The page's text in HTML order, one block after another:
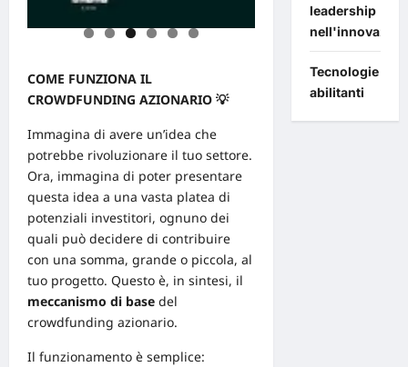
COME FUNZIONA IL
CROWDFUNDING AZIONARIO 💡
Immagina di avere un’idea che
potrebbe rivoluzionare il tuo settore.
Ora, immagina di poter presentare
questa idea a una vasta platea di
potenziali investitori, ognuno dei
quali può decidere di contribuire
con una somma, grande o piccola, al
tuo progetto. Questo è, in sintesi, il
meccanismo di base del
crowdfunding azionario.
Il funzionamento è semplice:
leadership
Tecnologie
abilitanti